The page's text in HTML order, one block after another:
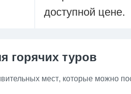
доступной цене.
горячих туров
мест, которые можно